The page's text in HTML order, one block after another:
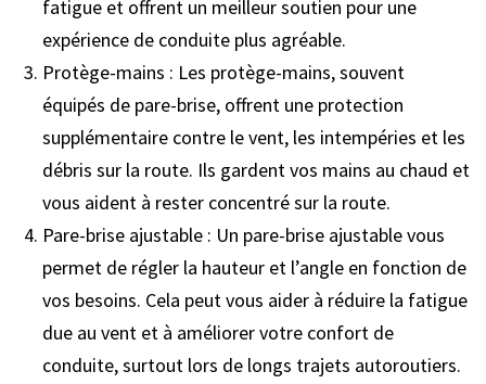
fatigue et offrent un meilleur soutien pour une
expérience de conduite plus agréable.
Protège-mains : Les protège-mains, souvent
équipés de pare-brise, offrent une protection
supplémentaire contre le vent, les intempéries et les
débris sur la route. Ils gardent vos mains au chaud et
vous aident à rester concentré sur la route.
Pare-brise ajustable : Un pare-brise ajustable vous
permet de régler la hauteur et l’angle en fonction de
vos besoins. Cela peut vous aider à réduire la fatigue
due au vent et à améliorer votre confort de
conduite, surtout lors de longs trajets autoroutiers.